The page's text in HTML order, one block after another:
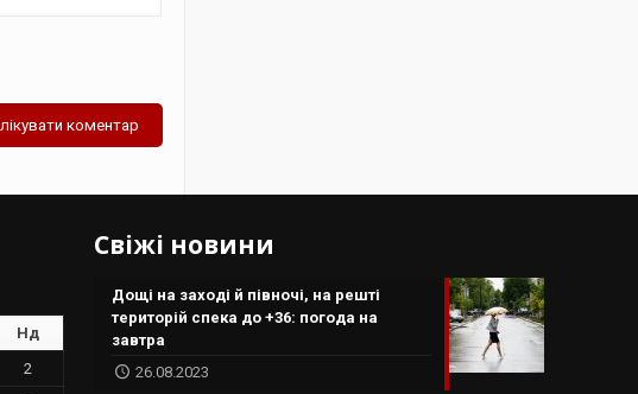
Нд
2
Свіжі новини
Дощі на заході й півночі, на решті
територій спека до +36: погода на
завтра
26.08.2023